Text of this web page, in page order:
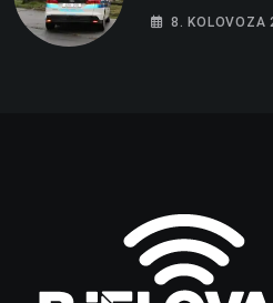
žena na
8. KOLOVOZA